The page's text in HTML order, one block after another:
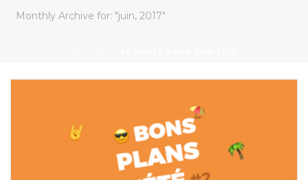
Monthly Archive for: "juin, 2017"